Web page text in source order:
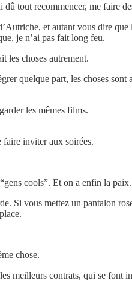
tout recommencer, me faire
et autant vous dire
je n’ai pas fait long feu.
les choses autrement.
quelque part, les choses sont
les mêmes films.
faire inviter aux soirées.
cools”. Et on a enfin la paix.
Si vous mettez un pantalon
chose.
meilleurs contrats, qui se